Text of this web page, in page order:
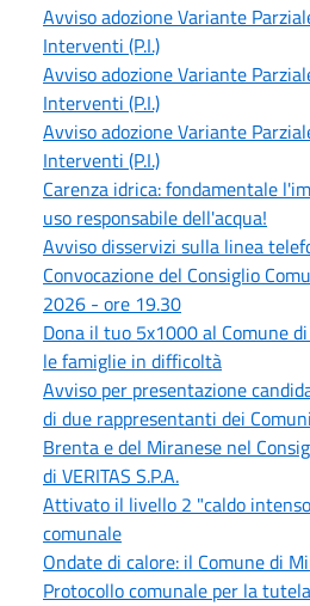
Avviso adozione Variante
Interventi (P.I.)
Avviso adozione Variante
Interventi (P.I.)
Avviso adozione Variante
Interventi (P.I.)
Carenza idrica: fondamentale
uso responsabile dell'acqua!
Avviso disservizi sulla linea
Convocazione del Consiglio
2026 - ore 19.30
Dona il tuo 5x1000 al Comune
le famiglie in difficoltà
Avviso per presentazione
di due rappresentanti dei
Brenta e del Miranese nel
di VERITAS S.P.A.
Attivato il livello 2 "caldo
comunale
Ondate di calore: il Comune di
Protocollo comunale per la